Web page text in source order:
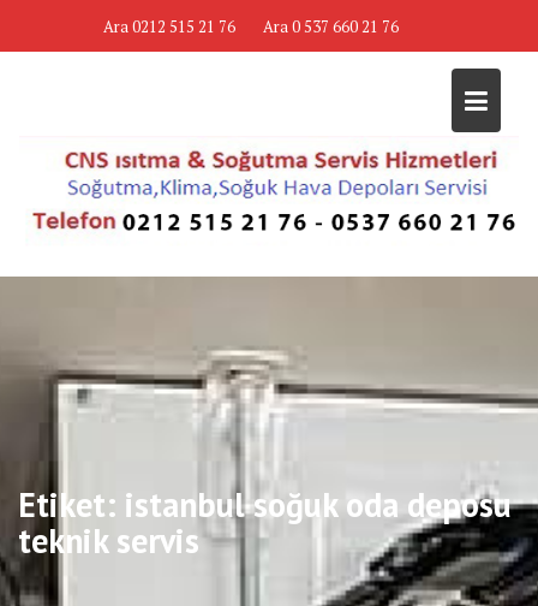
Ara 0212 515 21 76 Ara 0 537 660 21 76
Etiket: istanbul soğuk oda deposu
teknik servis